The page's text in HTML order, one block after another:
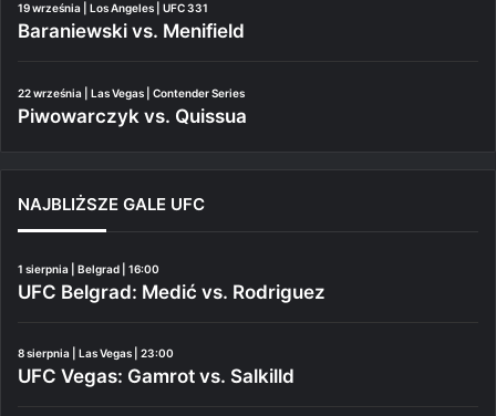
19 września | Los Angeles | UFC 331
Baraniewski vs. Menifield
22 września | Las Vegas | Contender Series
Piwowarczyk vs. Quissua
NAJBLIŻSZE GALE UFC
1 sierpnia | Belgrad | 16:00
UFC Belgrad: Medić vs. Rodriguez
8 sierpnia | Las Vegas | 23:00
UFC Vegas: Gamrot vs. Salkilld